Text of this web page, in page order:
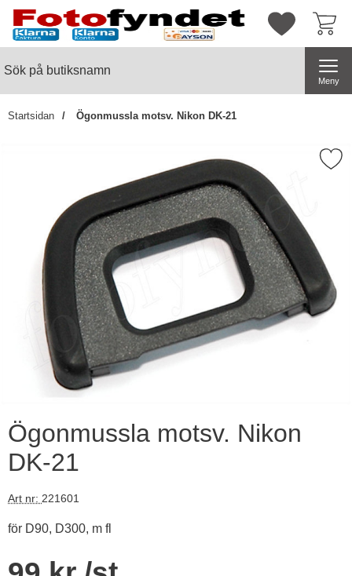
Startsidan för butiksnamn
Mina
Meny
Startsidan Ögonmussla motsv. Nikon DK-21
Markera Ögonmussla motsv.
Ögonmussla motsv. Nikon
DK-21
Art nr: 221601
för D90, D300, m fl